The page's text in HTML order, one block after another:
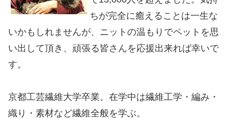
ちが完全に癒えることは一生な
いかもしれませんが、ニットの温もりでペットを思
い出して頂き、頑張る皆さんを応援出来れば幸いで
す。
京都工芸繊維大学卒業。在学中は繊維工学・編み・
織り・素材など繊維全般を学ぶ。